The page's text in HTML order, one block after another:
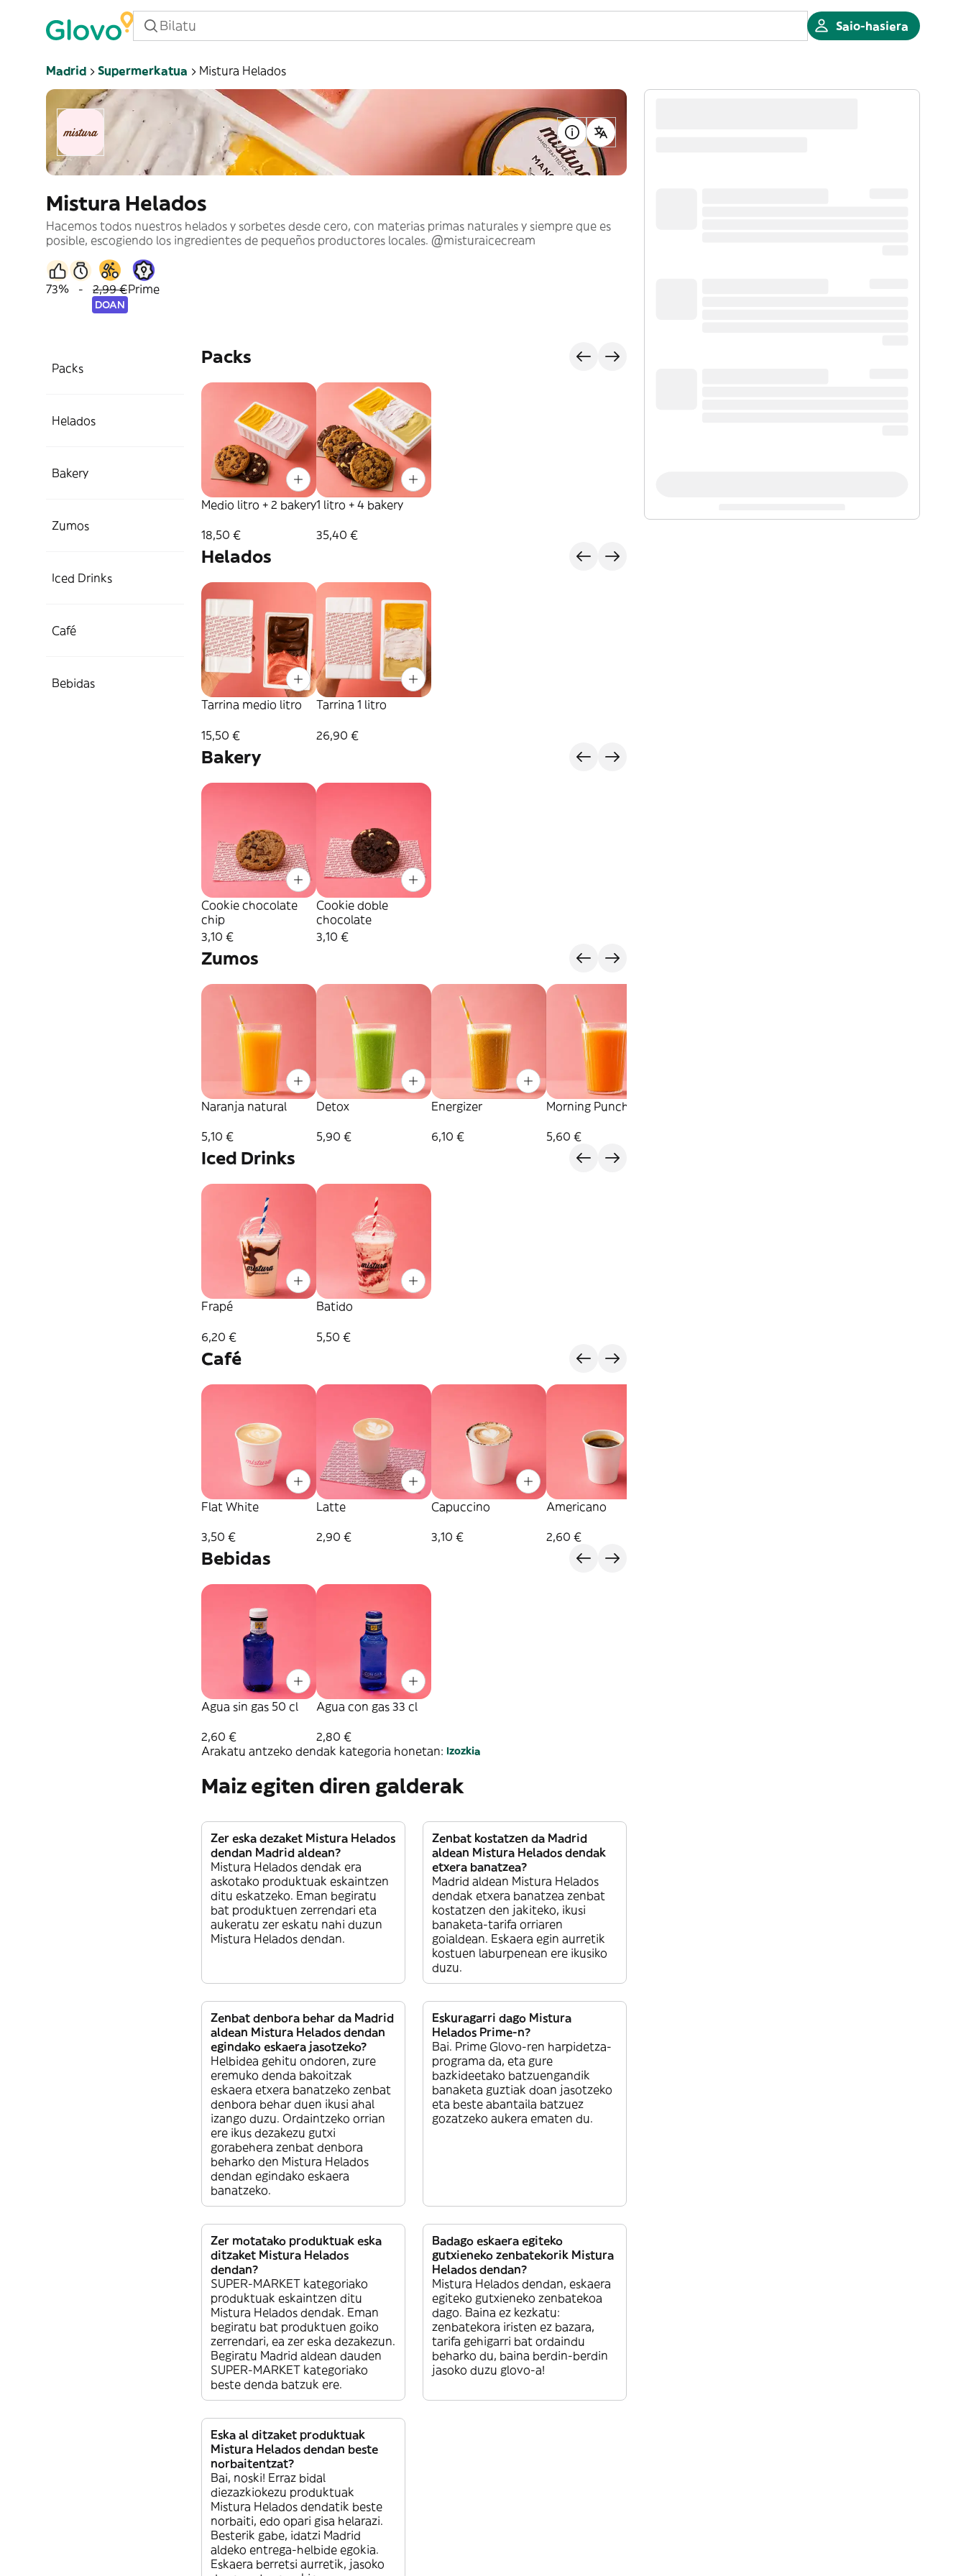
Saio-hasiera
Madrid Supermerkatua Mistura Helados
Mistura Helados
Hacemos todos nuestros helados y sorbetes desde cero, con materias primas naturales y siempre que es
posible, escogiendo los ingredientes de pequeños productores locales. @misturaicecream
73% - 2,99 €
DOAN
Prime
Packs
Helados
Bakery
Zumos
Iced Drinks
Café
Bebidas
Packs
Medio litro + 2 bakery
18,50 €
1 litro + 4 bakery
35,40 €
Helados
Tarrina medio litro
15,50 €
Tarrina 1 litro
26,90 €
Bakery
Cookie chocolate
chip
3,10 €
Cookie doble
chocolate
3,10 €
Zumos
Naranja natural
5,10 €
Detox
5,90 €
Energizer
6,10 €
Morning Punch
5,60 €
Iced Drinks
Frapé
6,20 €
Batido
5,50 €
Café
Flat White
3,50 €
Latte
2,90 €
Capuccino
3,10 €
Americano
2,60 €
Bebidas
Agua sin gas 50 cl
2,60 €
Agua con gas 33 cl
2,80 €
Arakatu antzeko dendak kategoria honetan: Izozkia
Maiz egiten diren galderak
Zer eska dezaket Mistura Helados
dendan Madrid aldean?
Mistura Helados dendak era
askotako produktuak eskaintzen
ditu eskatzeko. Eman begiratu
bat produktuen zerrendari eta
aukeratu zer eskatu nahi duzun
Mistura Helados dendan.
Zenbat kostatzen da Madrid
aldean Mistura Helados dendak
etxera banatzea?
Madrid aldean Mistura Helados
dendak etxera banatzea zenbat
kostatzen den jakiteko, ikusi
banaketa-tarifa orriaren
goialdean. Eskaera egin aurretik
kostuen laburpenean ere ikusiko
duzu.
Zenbat denbora behar da Madrid
aldean Mistura Helados dendan
egindako eskaera jasotzeko?
Helbidea gehitu ondoren, zure
eremuko denda bakoitzak
eskaera etxera banatzeko zenbat
denbora behar duen ikusi ahal
izango duzu. Ordaintzeko orrian
ere ikus dezakezu gutxi
gorabehera zenbat denbora
beharko den Mistura Helados
dendan egindako eskaera
banatzeko.
Eskuragarri dago Mistura
Helados Prime-n?
Bai. Prime Glovo-ren harpidetza-
programa da, eta gure
bazkideetako batzuengandik
banaketa guztiak doan jasotzeko
eta beste abantaila batzuez
gozatzeko aukera ematen du.
Zer motatako produktuak eska
ditzaket Mistura Helados
dendan?
SUPER-MARKET kategoriako
produktuak eskaintzen ditu
Mistura Helados dendak. Eman
begiratu bat produktuen goiko
zerrendari, ea zer eska dezakezun.
Begiratu Madrid aldean dauden
SUPER-MARKET kategoriako
beste denda batzuk ere.
Badago eskaera egiteko
gutxieneko zenbatekorik Mistura
Helados dendan?
Mistura Helados dendan, eskaera
egiteko gutxieneko zenbatekoa
dago. Baina ez kezkatu:
zenbatekora iristen ez bazara,
tarifa gehigarri bat ordaindu
beharko du, baina berdin-berdin
jasoko duzu glovo-a!
Eska al ditzaket produktuak
Mistura Helados dendan beste
norbaitentzat?
Bai, noski! Erraz bidal
diezazkiokezu produktuak
Mistura Helados dendatik beste
norbaiti, edo opari gisa helarazi.
Besterik gabe, idatzi Madrid
aldeko entrega-helbide egokia.
Eskaera berretsi aurretik, jasoko